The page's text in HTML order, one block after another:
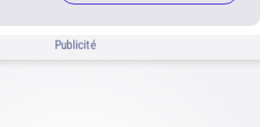
Publicité